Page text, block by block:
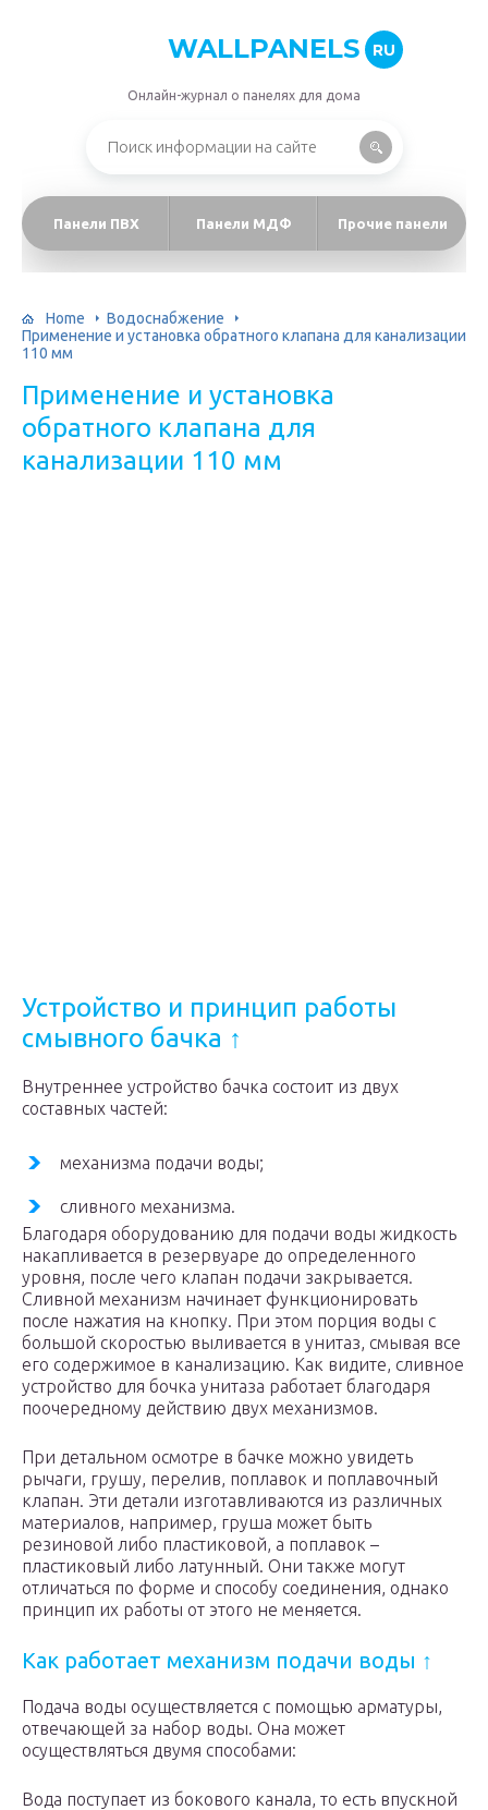
WALLPANELS RU
Онлайн-журнал о панелях для дома
Панели ПВХ Панели МДФ Прочие панели
Home
Водоснабжение
Применение и установка обратного клапана для канализации
110 мм
Применение и установка
обратного клапана для
канализации 110 мм
Устройство и принцип работы
смывного бачка ↑
Внутреннее устройство бачка состоит из двух
составных частей:
механизма подачи воды;
сливного механизма.
Благодаря оборудованию для подачи воды жидкость
накапливается в резервуаре до определенного
уровня, после чего клапан подачи закрывается.
Сливной механизм начинает функционировать
после нажатия на кнопку. При этом порция воды с
большой скоростью выливается в унитаз, смывая все
его содержимое в канализацию. Как видите, сливное
устройство для бочка унитаза работает благодаря
поочередному действию двух механизмов.
При детальном осмотре в бачке можно увидеть
рычаги, грушу, перелив, поплавок и поплавочный
клапан. Эти детали изготавливаются из различных
материалов, например, груша может быть
резиновой либо пластиковой, а поплавок –
пластиковый либо латунный. Они также могут
отличаться по форме и способу соединения, однако
принцип их работы от этого не меняется.
Как работает механизм подачи воды ↑
Подача воды осуществляется с помощью арматуры,
отвечающей за набор воды. Она может
осуществляться двумя способами:
Вода поступает из бокового канала, то есть впускной